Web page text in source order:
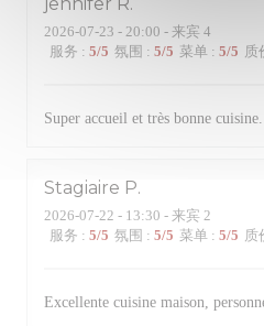
2026-07-23 - 20:00 - 来宾 4
服务 : 5/5 氛围 : 5/5 菜单 : 5/5 质
Super accueil et très bonne cuisine.
Stagiaire P
2026-07-22 - 13:30 - 来宾 2
服务 : 5/5 氛围 : 5/5 菜单 : 5/5 质
Excellente cuisine maison,